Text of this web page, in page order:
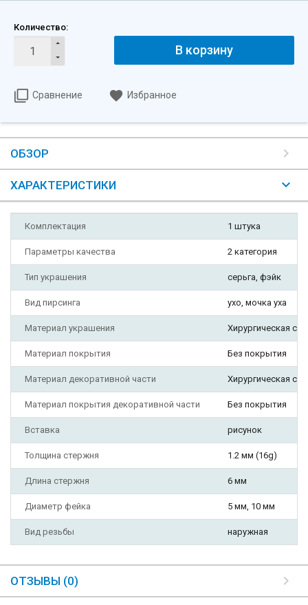
Количество:
В корзину
Сравнение Избранное
ОБЗОР
ХАРАКТЕРИСТИКИ
Комплектация 1 штука
Параметры качества 2 категория
Тип украшения серьга, фэйк
Вид пирсинга ухо, мочка уха
Материал украшения Хирургическая
Материал покрытия Без покрытия
Материал декоративной части Хирургическая
Материал покрытия декоративной части Без покрытия
Вставка рисунок
Толщина стержня 1.2 мм (16g)
Длина стержня 6 мм
Диаметр фейка 5 мм, 10 мм
Вид резьбы наружная
ОТЗЫВЫ (0)